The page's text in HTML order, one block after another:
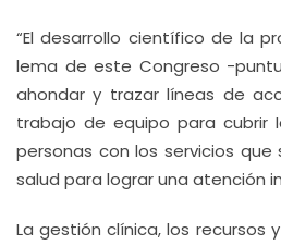
“El desarrollo científico de la
lema de este Congreso -
ahondar y trazar líneas de
trabajo de equipo para cubrir
personas con los servicios
salud para lograr una atención
La gestión clínica, los recursos